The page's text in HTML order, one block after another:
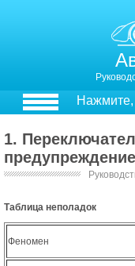
1.
Таблица неполадок
Феномен